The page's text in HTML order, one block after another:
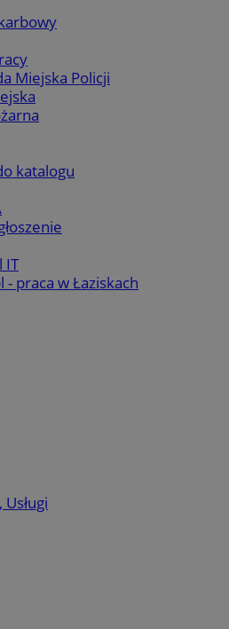
Miejska Policji
katalogu
IT
- praca w Łaziskach